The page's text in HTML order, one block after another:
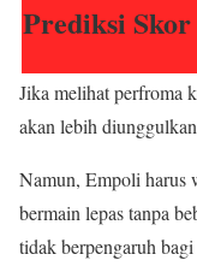
Prediksi
Jika melihat perfroma
akan lebih
Namun, Empoli harus
bermain lepas tanpa
tidak berpengaruh